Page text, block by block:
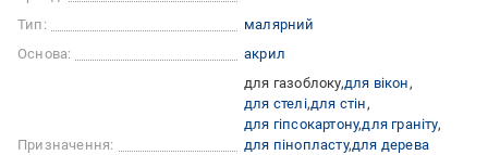
Тип:
малярний
Основа:
акрил
Призначення:
для газоблоку для вікон
для стелі для стін
для гіпсокартону для граніту
для пінопласту для дерева